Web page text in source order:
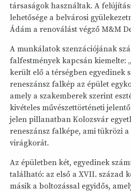
társaságok használtak. A
lehetősége a belvárosi
Ádám a renoválást végző M&M
A munkálatok szenzációjának
falfestmények kapcsán kiemelte:
került elő a térségben egyedinek
reneszánsz falkép az épület
amely a szakemberek szerint
kivételes művészettörténeti
jelen pillanatban Kolozsvár
reneszánsz falképe, ami tükrözi
virágkorát.
Az épületben két, egyedinek
található: az első a XVII. század
másik a boltozással egyidős,